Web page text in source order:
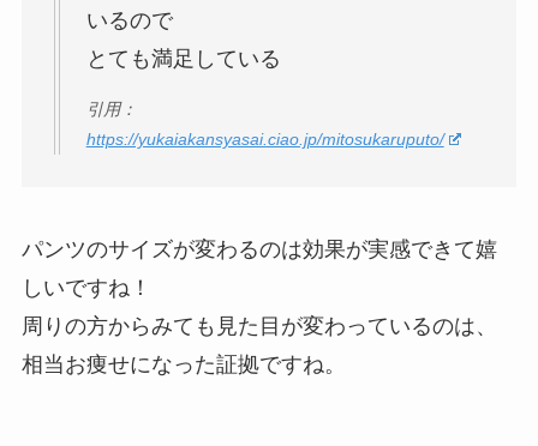
いるので
とても満足している
引用：
https://yukaiakansyasai.ciao.jp/mitosukaruputo/
パンツのサイズが変わるのは効果が実感できて嬉
しいですね！
周りの方からみても見た目が変わっているのは、
相当お痩せになった証拠ですね。